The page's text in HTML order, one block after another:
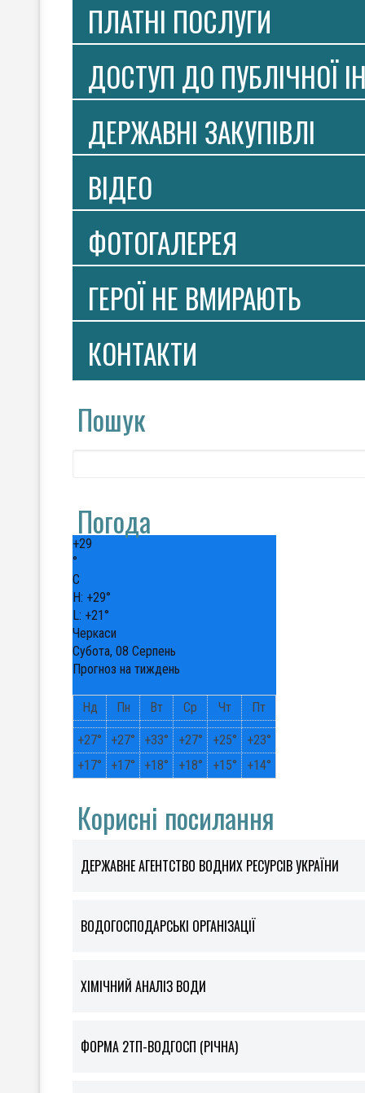
ПЛАТНI ПОСЛУГИ
ДОСТУП ДО ПУБЛІЧНОЇ
ДЕРЖАВНІ ЗАКУПІВЛІ
ВIДЕО
ФОТОГАЛЕРЕЯ
ГЕРОЇ НЕ ВМИРАЮТЬ
КОНТАКТИ
Пошук
Погода
+29
°
C
H: +29°
L: +21°
Черкаси
Субота, 08 Серпень
Прогноз на тиждень
Нд Пн Вт Ср Чт Пт
+27° +27° +33° +27° +25° +23°
+17° +17° +18° +18° +15° +14°
Корисні посилання
ДЕРЖАВНЕ АГЕНТСТВО ВОДНИХ РЕСУРСІВ УКРАЇНИ
ВОДОГОСПОДАРСЬКІ ОРГАНІЗАЦІЇ
ХІМІЧНИЙ АНАЛІЗ ВОДИ
ФOРМА 2ТП-ВОДГОСП (РІЧНА)